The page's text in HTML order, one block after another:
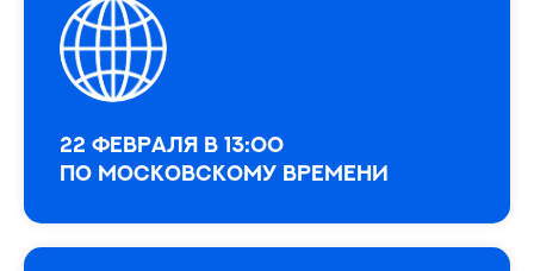
22 февраля в 13:00
по московскому времени